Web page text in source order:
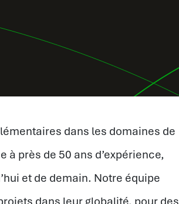
dans les domaines de
à près de 50 ans d’expérience,
et de demain. Notre équipe